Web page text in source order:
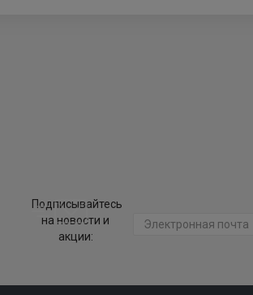
Подписывайтесь
на новости и
акции: